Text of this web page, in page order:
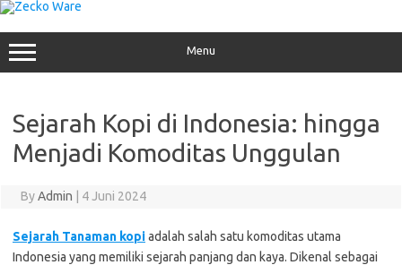
Skip
to
content
Menu
Sejarah Kopi di Indonesia: hingga
Menjadi Komoditas Unggulan
ByAdmin 4 Juni 2024
Sejarah Tanaman kopiadalah salah satu komoditas utama
Indonesia yang memiliki sejarah panjang dan kaya. Dikenal sebagai